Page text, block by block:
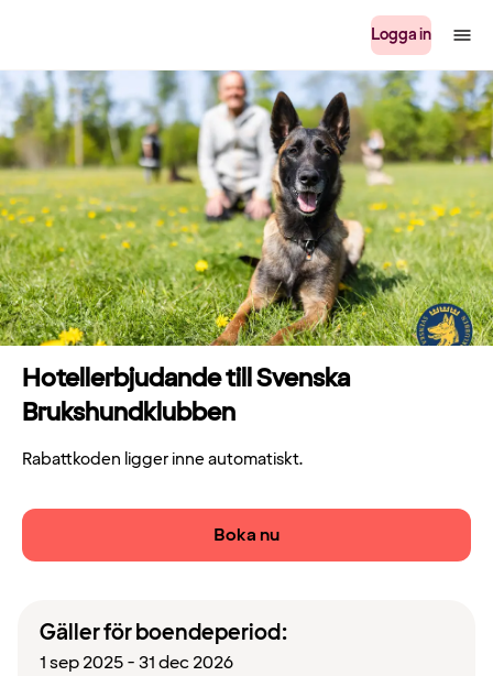
Logga in
Hotellerbjudande till Svenska
Brukshundklubben
Rabattkoden ligger inne automatiskt.
Boka nu
Gäller för boendeperiod:
1 sep 2025 - 31 dec 2026